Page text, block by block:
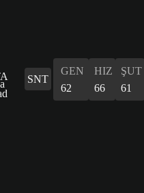
SNT
GEN
62
HIZ
66
ŞUT
61